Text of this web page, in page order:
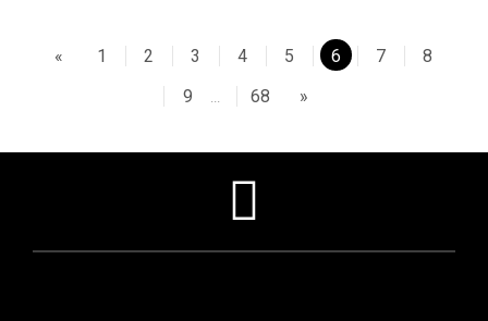
« 1 2 3 4 5 6 7
8
9
... 68 »